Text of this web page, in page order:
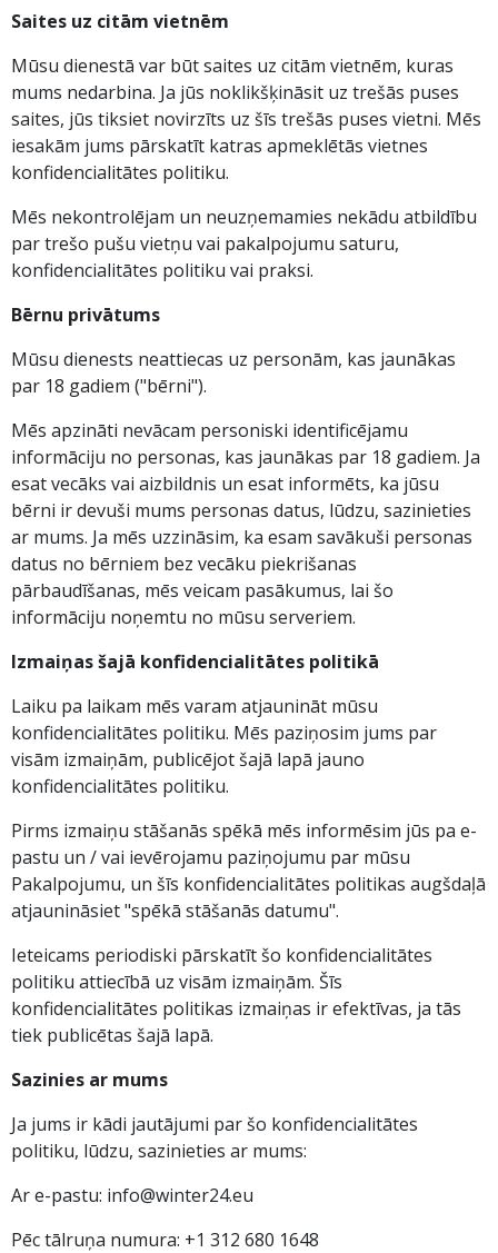
Saites uz citām vietnēm
Mūsu dienestā var būt saites uz citām vietnēm, kuras
mums nedarbina. Ja jūs noklikšķināsit uz trešās puses
saites, jūs tiksiet novirzīts uz šīs trešās puses vietni. Mēs
iesakām jums pārskatīt katras apmeklētās vietnes
konfidencialitātes politiku.
Mēs nekontrolējam un neuzņemamies nekādu atbildību
par trešo pušu vietņu vai pakalpojumu saturu,
konfidencialitātes politiku vai praksi.
Bērnu privātums
Mūsu dienests neattiecas uz personām, kas jaunākas
par 18 gadiem ("bērni").
Mēs apzināti nevācam personiski identificējamu
informāciju no personas, kas jaunākas par 18 gadiem. Ja
esat vecāks vai aizbildnis un esat informēts, ka jūsu
bērni ir devuši mums personas datus, lūdzu, sazinieties
ar mums. Ja mēs uzzināsim, ka esam savākuši personas
datus no bērniem bez vecāku piekrišanas
pārbaudīšanas, mēs veicam pasākumus, lai šo
informāciju noņemtu no mūsu serveriem.
Izmaiņas šajā konfidencialitātes politikā
Laiku pa laikam mēs varam atjaunināt mūsu
konfidencialitātes politiku. Mēs paziņosim jums par
visām izmaiņām, publicējot šajā lapā jauno
konfidencialitātes politiku.
Pirms izmaiņu stāšanās spēkā mēs informēsim jūs pa e-
pastu un / vai ievērojamu paziņojumu par mūsu
Pakalpojumu, un šīs konfidencialitātes politikas augšdaļā
atjaunināsiet "spēkā stāšanās datumu".
Ieteicams periodiski pārskatīt šo konfidencialitātes
politiku attiecībā uz visām izmaiņām. Šīs
konfidencialitātes politikas izmaiņas ir efektīvas, ja tās
tiek publicētas šajā lapā.
Sazinies ar mums
Ja jums ir kādi jautājumi par šo konfidencialitātes
politiku, lūdzu, sazinieties ar mums:
Ar e-pastu: info@winter24.eu
Pēc tālruņa numura: +1 312 680 1648